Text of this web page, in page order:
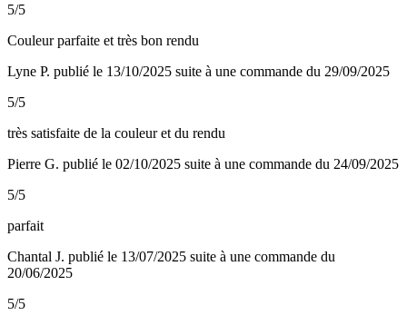
5/5
Couleur parfaite et très bon rendu
Lyne P. publié le 13/10/2025 suite à une commande du 29/09/2025
5/5
très satisfaite de la couleur et du rendu
Pierre G. publié le 02/10/2025 suite à une commande du 24/09/2025
5/5
parfait
Chantal J. publié le 13/07/2025 suite à une commande du
20/06/2025
5/5